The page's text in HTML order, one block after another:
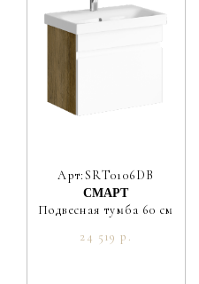
Арт:SRT0106DB
СМАРТ
Подвесная тумба 60 см
24 519 р.